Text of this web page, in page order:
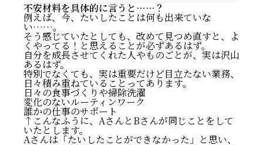
不安材料を具体的に言うと……？
例えば、今、たいしたことは何も出来ていな
い……。
そう感じていたとしても、改めて見つめ直すと、よ
くやってる！と思えることが必ずあるはず。
自分を成長させてくれた人やものごとが、実は沢山
あるはず。
特別でなくても、実は重要だけど目立たない業務、
日々積み重ねていることってあります。
日々の食事づくりや掃除洗濯
変化のないルーティンワーク
誰かの仕事のサポート
↑こんなふうに、AさんとBさんが同じことをして
いたとします。
Aさんは「たいしたことができなかった」と思い、